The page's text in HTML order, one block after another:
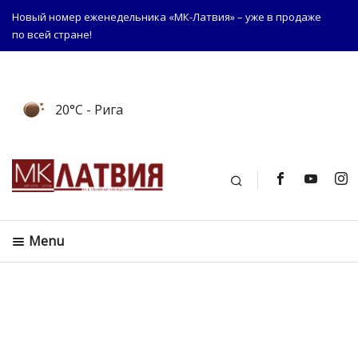
Новый номер еженедельника «МК-Латвия» – уже в продаже
по всей стране!
20°C - Рига
Поиск
Menu